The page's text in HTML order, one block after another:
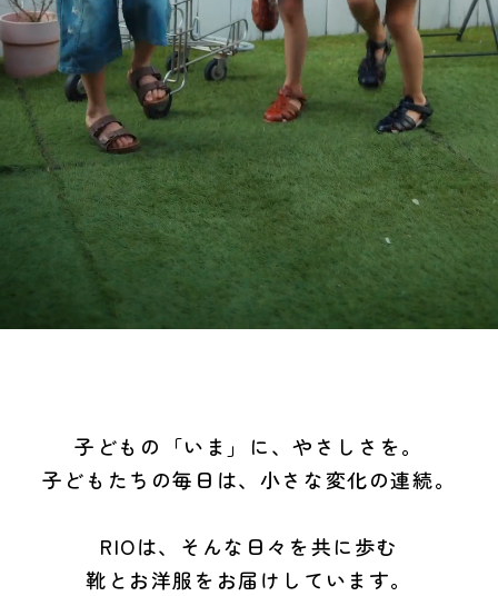
子どもの「いま」に、やさしさを。
子どもたちの毎日は、小さな変化の連続。
RIOは、そんな日々を共に歩む
靴とお洋服をお届けしています。